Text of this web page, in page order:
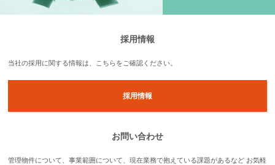
採用情報
当社の採用に関する情報は、こちらをご確認ください。
採用情報
お問い合わせ
管理物件について、事業範囲について、現在業務で抱えている課題があるなど お気軽